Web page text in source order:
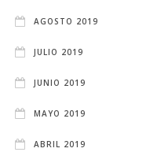
AGOSTO 2019
JULIO 2019
JUNIO 2019
MAYO 2019
ABRIL 2019